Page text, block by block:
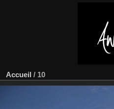
Accueil / 10